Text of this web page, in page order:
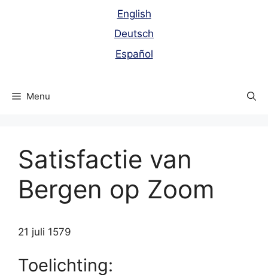
English
Deutsch
Español
Menu
Satisfactie van
Bergen op Zoom
21 juli 1579
Toelichting: